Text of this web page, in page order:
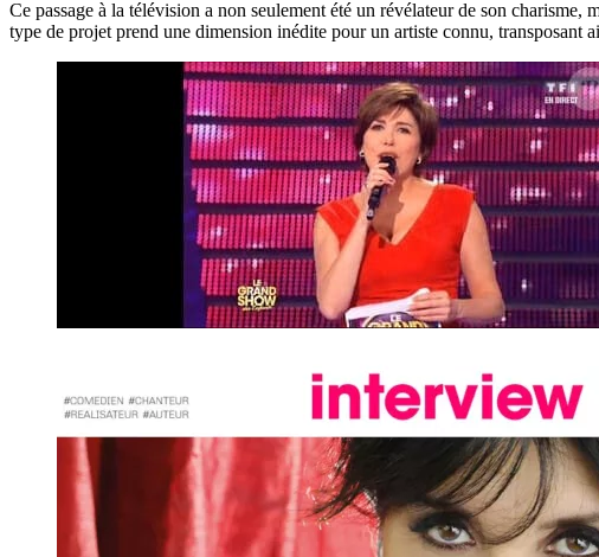
Ce passage à la télévision a non seulement été un révélateur de son
type de projet prend une dimension inédite pour un artiste connu, transposant